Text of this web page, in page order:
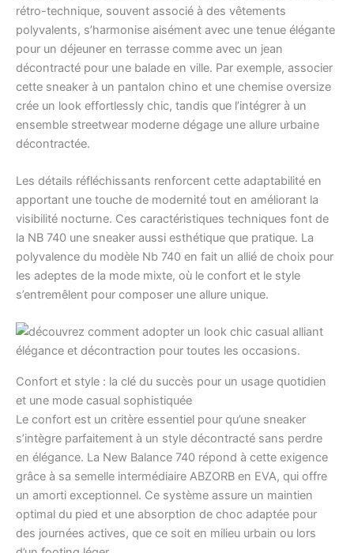
rétro-technique, souvent associé à des vêtements
polyvalents, s’harmonise aisément avec une tenue élégante
pour un déjeuner en terrasse comme avec un jean
décontracté pour une balade en ville. Par exemple, associer
cette sneaker à un pantalon chino et une chemise oversize
crée un look effortlessly chic, tandis que l’intégrer à un
ensemble streetwear moderne dégage une allure urbaine
décontractée.
Les détails réfléchissants renforcent cette adaptabilité en
apportant une touche de modernité tout en améliorant la
visibilité nocturne. Ces caractéristiques techniques font de
la NB 740 une sneaker aussi esthétique que pratique. La
polyvalence du modèle Nb 740 en fait un allié de choix pour
les adeptes de la mode mixte, où le confort et le style
s’entremêlent pour composer une allure unique.
Confort et style : la clé du succès pour un usage quotidien
et une mode casual sophistiquée
Le confort est un critère essentiel pour qu’une sneaker
s’intègre parfaitement à un style décontracté sans perdre
en élégance. La New Balance 740 répond à cette exigence
grâce à sa semelle intermédiaire ABZORB en EVA, qui offre
un amorti exceptionnel. Ce système assure un maintien
optimal du pied et une absorption de choc adaptée pour
des journées actives, que ce soit en milieu urbain ou lors